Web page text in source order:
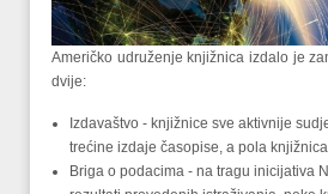
Američko udruženje knjižnica izdalo je
dvije:
Izdavaštvo - knjižnice sve aktivnije
trećine izdaje časopise, a pola
Briga o podacima - na tragu inicijativa